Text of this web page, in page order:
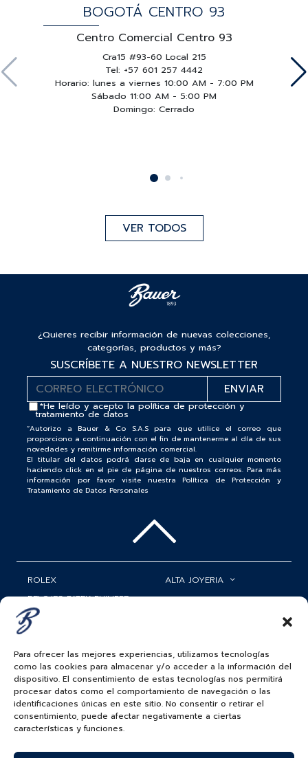
Para ofrecer las mejores experiencias, utilizamos tecnologías
como las cookies para almacenar y/o acceder a la información del
dispositivo. El consentimiento de estas tecnologías nos permitirá
procesar datos como el comportamiento de navegación o las
identificaciones únicas en este sitio. No consentir o retirar el
consentimiento, puede afectar negativamente a ciertas
características y funciones.
BOGOTÁ CENTRO 93
Centro Comercial Centro 93
Cra15 #93-60 Local 215
Tel: +57 601 257 4442
Horario: lunes a viernes 10:00 AM - 7:00 PM
Sábado 11:00 AM - 5:00 PM
Domingo: Cerrado
VER TODOS
¿Quieres recibir información de nuevas colecciones,
categorías, productos y más?
SUSCRÍBETE A NUESTRO NEWSLETTER
*He leído y acepto lapolítica de protección y
tratamiento de datos
“Autorizo a Bauer & Co S.A.S para que utilice el correo que
proporciono a continuación con el fin de mantenerme al día de sus
novedades y remitirme información comercial.
El titular del datos podrá darse de baja en cualquier momento
haciendo click en el pie de página de nuestros correos. Para más
información por favor visite nuestra Política de Protección y
Tratamiento de Datos Personales
ROLEX
RELOJES PATEK PHILIPPE
RELOJERÍA
ALTA JOYERIA
ACCESORIOS
BAUER NEWS
SERVICIOS
SIGUENOS EN